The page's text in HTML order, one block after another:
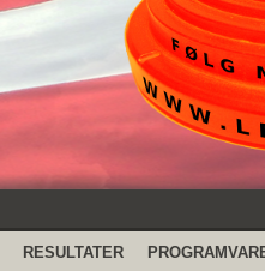
RESULTATER